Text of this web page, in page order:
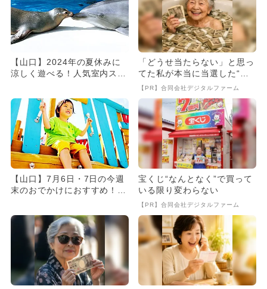
【山口】2024年の夏休みに
涼しく遊べる！人気室内スポ
「どうせ当たらない」と思っ
てた私が本当に当選した“買
い方”がこれ
【PR】合同会社デジタルファーム
【山口】7月6日・7日の今週
末のおでかけにおすすめ！人
宝くじ“なんとなく”で買って
いる限り変わらない
【PR】合同会社デジタルファーム